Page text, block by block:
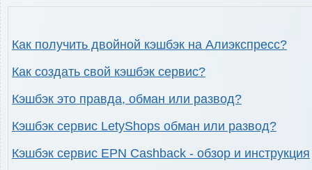
Как получить двойной кэшбэк на Алиэкспресс?
Как создать свой кэшбэк сервис?
Кэшбэк это правда, обман или развод?
Кэшбэк сервис LetyShops обман или развод?
Кэшбэк сервис EPN Cashback - обзор и инструкция